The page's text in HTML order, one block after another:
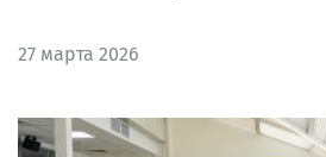
27 марта 2026